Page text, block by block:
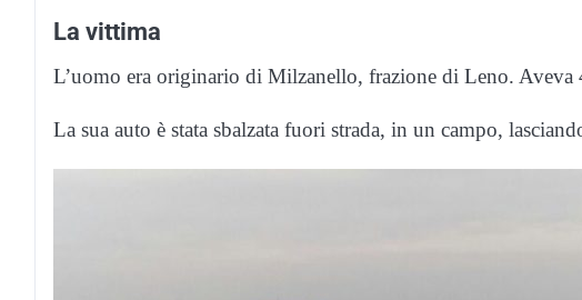
La vittima
L’uomo era originario di Milzanello, frazione di Leno. Aveva
La sua auto è stata sbalzata fuori strada, in un campo,